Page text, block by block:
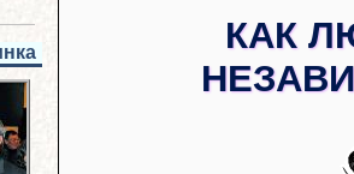
КАК